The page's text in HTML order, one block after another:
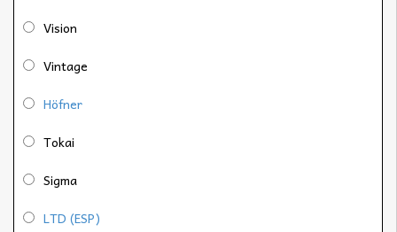
Vision
Vintage
Höfner
Tokai
Sigma
LTD (ESP)